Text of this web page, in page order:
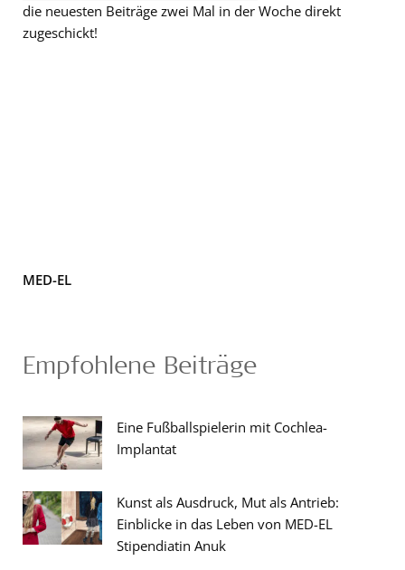
die neuesten Beiträge zwei Mal in der Woche direkt
zugeschickt!
MED-EL
Empfohlene Beiträge
Eine Fußballspielerin mit Cochlea-
Implantat
Kunst als Ausdruck, Mut als Antrieb:
Einblicke in das Leben von MED-EL
Stipendiatin Anuk